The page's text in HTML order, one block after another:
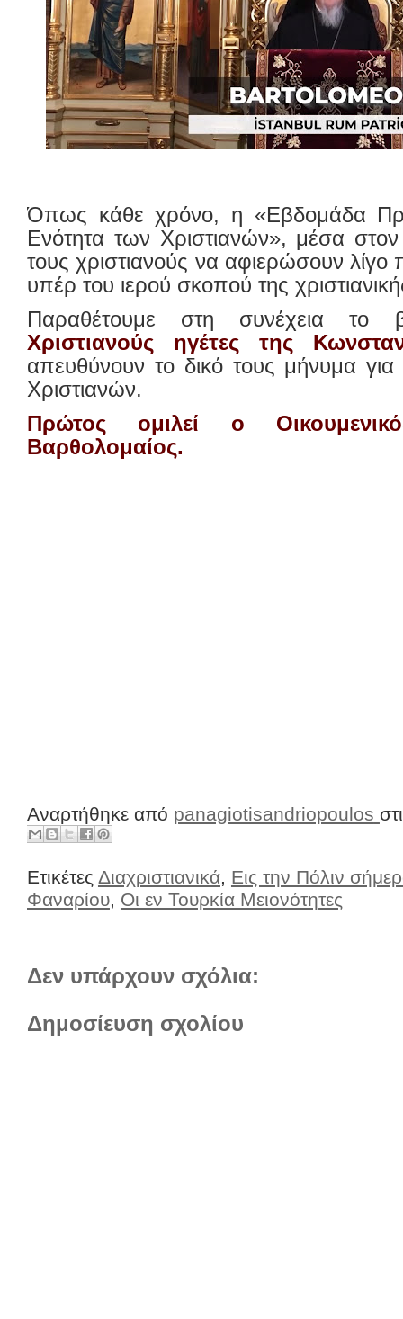
Όπως κάθε χρόνο, η «Εβδομάδα
Ενότητα των Χριστιανών», μέσα στον
τους χριστιανούς να αφιερώσουν λίγο
υπέρ του ιερού σκοπού της
Παραθέτουμε στη συνέχεια το
Χριστιανούς ηγέτες της
απευθύνουν το δικό τους μήνυμα
Χριστιανών.
Πρώτος ομιλεί ο
Βαρθολομαίος.
Αναρτήθηκε από panagiotisandriopoulos
Ετικέτες Διαχριστιανικά, Εις την Πόλιν
Φαναρίου, Οι εν Τουρκία Μειονότητες
Δεν υπάρχουν σχόλια:
Δημοσίευση σχολίου